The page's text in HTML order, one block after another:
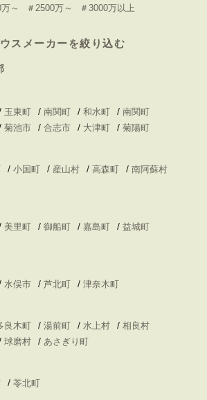
～ ＃2500万～ ＃3000万以上
スメーカーを絞り込む
玉東町 / 南関町 / 和水町 / 南関町
菊池市 / 合志市 / 大津町 / 菊陽町
/ 小国町 / 産山村 / 高森町 / 南阿蘇村
美里町 / 御船町 / 嘉島町 / 益城町
水俣市 / 芦北町 / 津奈木町
良木町 / 湯前町 / 水上村 / 相良村
球磨村 / あさぎり町
/ 苓北町